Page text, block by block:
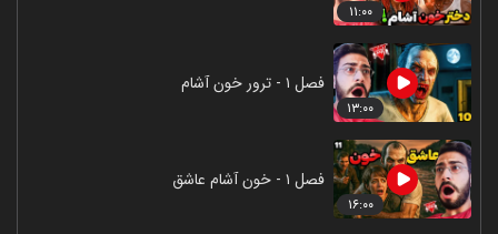
۱۱:۰۰
۱۳:۰۰
فصل ۱ - ترور خون آشام
۱۶:۰۰
فصل ۱ - خون آشام عاشق